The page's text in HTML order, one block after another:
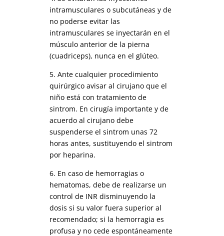
intramusculares o subcutáneas y de
no poderse evitar las
intramusculares se inyectarán en el
músculo anterior de la pierna
(cuadriceps), nunca en el glúteo.
5. Ante cualquier procedimiento
quirúrgico avisar al cirujano que el
niño está con tratamiento de
sintrom. En cirugía importante y de
acuerdo al cirujano debe
suspenderse el sintrom unas 72
horas antes, sustituyendo el sintrom
por heparina.
6. En caso de hemorragias o
hematomas, debe de realizarse un
control de INR disminuyendo la
dosis si su valor fuera superior al
recomendado; si la hemorragia es
profusa y no cede espontáneamente